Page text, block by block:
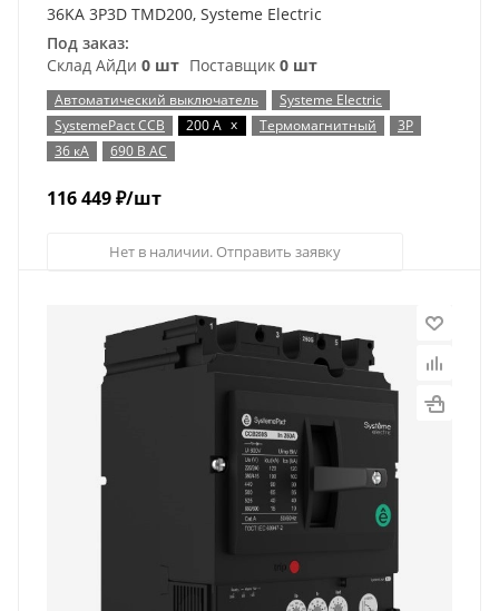
36KA 3P3D TMD200, Systeme Electric
Под заказ:
Склад АйДи 0 шт Поставщик 0 шт
Автоматический выключатель
Systeme Electric
SystemePact CCB
200 А x Термомагнитный
3P
36 кА
690 В AC
116 449₽/шт
Нет в наличии. Отправить заявку